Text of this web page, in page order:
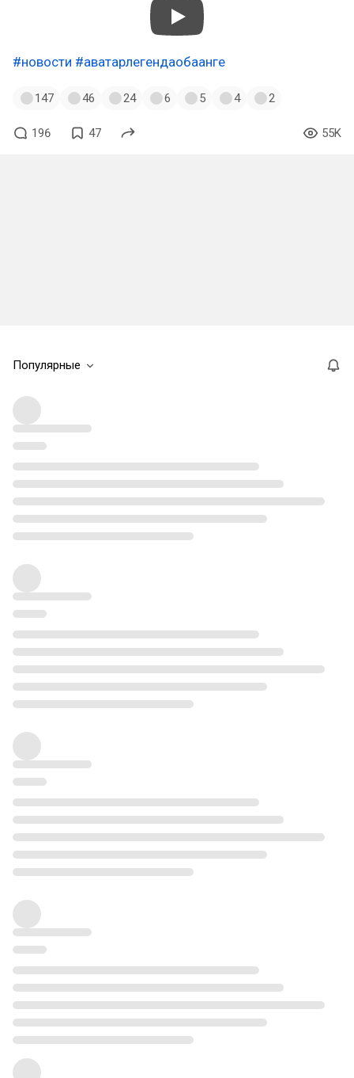
#новости #аватарлегендаобаанге
147 46 24 6 5 4 2
196 47 55K
Популярные